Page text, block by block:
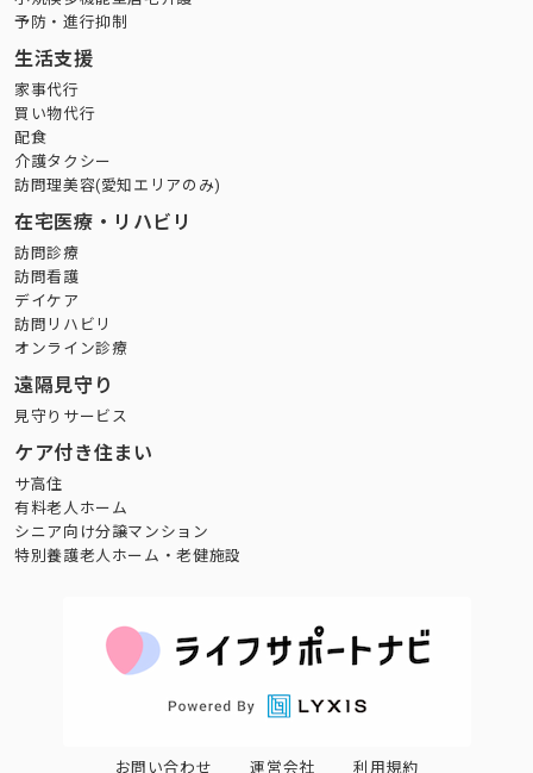
予防・進行抑制
生活支援
家事代行
買い物代行
配食
介護タクシー
訪問理美容(愛知エリアのみ)
在宅医療・リハビリ
訪問診療
訪問看護
デイケア
訪問リハビリ
オンライン診療
遠隔見守り
見守りサービス
ケア付き住まい
サ高住
有料老人ホーム
シニア向け分譲マンション
特別養護老人ホーム・老健施設
お問い合わせ 運営会社 利用規約